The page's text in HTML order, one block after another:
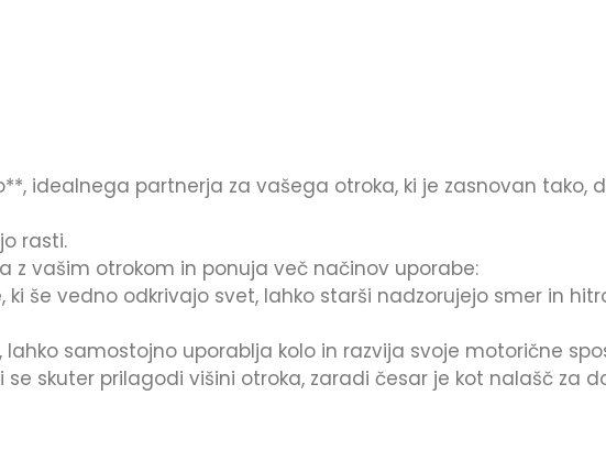
idealnega partnerja za vašega otroka, ki je zasnovan tako,
rasti.
z vašim otrokom in ponuja več načinov uporabe:
ki še vedno odkrivajo svet, lahko starši nadzorujejo smer in
samostojno uporablja kolo in razvija svoje motorične
skuter prilagodi višini otroka, zaradi česar je kot nalašč za